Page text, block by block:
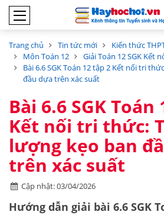
Trang chủ Tin tức mới Kiến thức
Môn Toán 12
Giải Toán 12 SGK Kết
Bài 6.6 SGK Toán 12 tập 2 Kết nối tri
đầu dựa trên xác suất
Bài 6.6 SGK Toán
Kết nối tri thức:
lượng kẹo ban
trên xác suất
Cập nhật: 03/04/2026
Hướng dẫn giải bài 6.6 SGK